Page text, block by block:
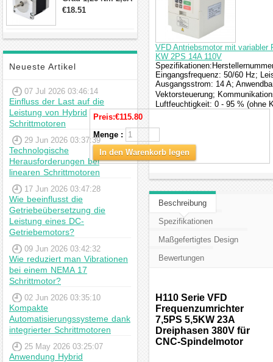
2,5V 4 Drähte
€18.51
Neueste Artikel
07 Jul 2026 03:46:14
Einfluss der Last auf die
Leistung von Hybrid
Schrittmotoren
29 Jun 2026 03:37:39
Technologische
Herausforderungen bei
linearen Schrittmotoren
17 Jun 2026 03:47:28
Wie beeinflusst die
Getriebeübersetzung die
Leistung eines DC-
Getriebemotors?
09 Jun 2026 03:42:32
Wie reduziert man Vibrationen
bei einem NEMA 17
Schrittmotor?
02 Jun 2026 03:35:10
Kompakte
Automatisierungssysteme dank
integrierter Schrittmotoren
25 May 2026 03:25:07
Anwendung Hybrid
VFD Antriebsmotor mit variabler
KW 2PS 14A 110V
Eingangsfrequenz: 50/60 Hz;
Ausgangsstrom: 14 A;
Vektorsteuerung;
Luftfeuchtigkeit: 0 - 95 % (ohne
Preis:€115.80
Menge :
In den Warenkorb legen
Beschreibung
Spezifikationen
Maßgefertigtes Design
Bewertungen
H110 Serie VFD
Frequenzumrichter
7,5PS 5,5KW 23A
Dreiphasen 380V für
CNC-Spindelmotor